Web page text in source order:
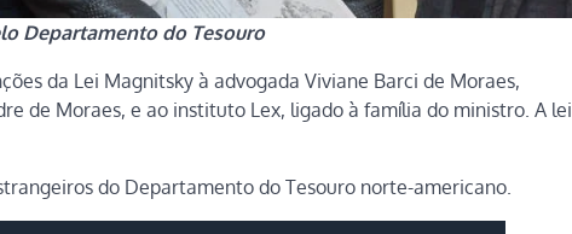
Departamento do Tesouro
da Lei Magnitsky à advogada Viviane Barci de Moraes,
de Moraes, e ao instituto Lex, ligado à família do ministro. A lei
do Departamento do Tesouro norte-americano.